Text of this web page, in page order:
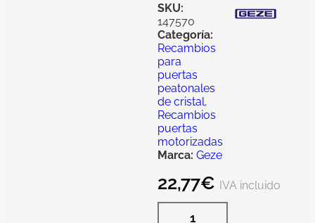
SKU:
147570
Categoría:
Recambios
para
puertas
peatonales
de cristal,
Recambios
puertas
motorizadas
Marca: Geze
22,77€ IVA incluido